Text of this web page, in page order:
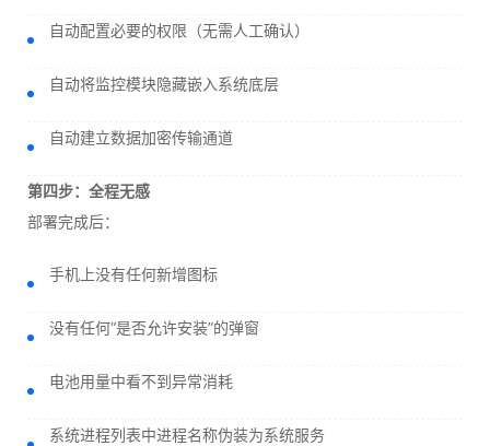
自动配置必要的权限（无需人工确认）
自动将监控模块隐藏嵌入系统底层
自动建立数据加密传输通道
第四步：全程无感
部署完成后：
手机上没有任何新增图标
没有任何“是否允许安装”的弹窗
电池用量中看不到异常消耗
系统进程列表中进程名称伪装为系统服务